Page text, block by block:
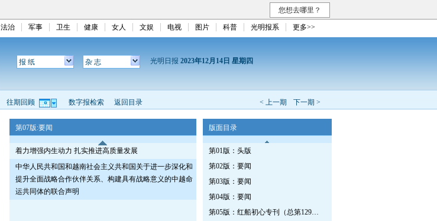
您想去哪里？
法治 军事 卫生 健康 女人 文娱 电视 图片 科普 光明报系 更多>>
报 纸 杂 志 光明日报 2023年12月14日 星期四
< 上一期 下一期 >
往期回顾 数字报检索 返回目录
第07版:要闻
着力增强内生动力 扎实推进高质量发展
中华人民共和国和越南社会主义共和国关于进一步深化和
提升全面战略合作伙伴关系、构建具有战略意义的中越命
运共同体的联合声明
版面目录
第01版：头版
第02版：要闻
第03版：要闻
第04版：要闻
第05版：红船初心专刊（总第1299期）